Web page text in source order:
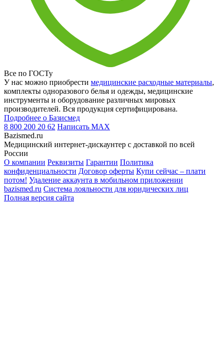
Все по ГОСТу
У нас можно приобрести медицинские расходные материалы,
комплекты одноразового белья и одежды, медицинские
инструменты и оборудование различных мировых
производителей. Вся продукция сертифицирована.
Подробнее о Базисмед
8 800 200 20 62 Написать MAX
Bazismed.ru
Медицинский интернет-дискаунтер с доставкой по всей
России
О компании Реквизиты Гарантии Политика
конфиденциальности Договор оферты Купи сейчас – плати
потом! Удаление аккаунта в мобильном приложении
bazismed.ru Система лояльности для юридических лиц
Полная версия сайта